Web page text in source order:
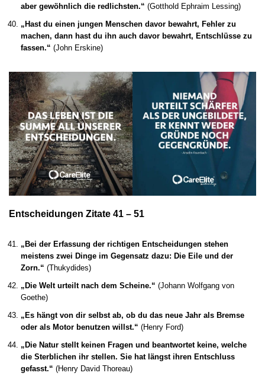
aber gewöhnlich die redlichsten.“ (Gotthold Ephraim Lessing)
„Hast du einen jungen Menschen davor bewahrt, Fehler zu
machen, dann hast du ihn auch davor bewahrt, Entschlüsse zu
fassen.“ (John Erskine)
Entscheidungen Zitate 41 – 51
„Bei der Erfassung der richtigen Entscheidungen stehen
meistens zwei Dinge im Gegensatz dazu: Die Eile und der
Zorn.“ (Thukydides)
„Die Welt urteilt nach dem Scheine.“ (Johann Wolfgang von
Goethe)
„Es hängt von dir selbst ab, ob du das neue Jahr als Bremse
oder als Motor benutzen willst.“ (Henry Ford)
„Die Natur stellt keinen Fragen und beantwortet keine, welche
die Sterblichen ihr stellen. Sie hat längst ihren Entschluss
gefasst.“ (Henry David Thoreau)